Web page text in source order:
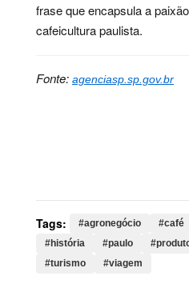
frase que encapsula a
cafeicultura paulista.
Fonte: agenciasp.sp.gov.br
Tags: #agronegócio #café
#história
#paulo
#turismo
#viagem